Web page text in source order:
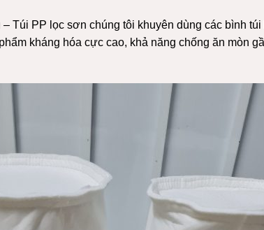
Túi PP lọc sơn chúng tôi khuyên dùng các bình
kháng hóa cực cao, khả năng chống ăn mòn